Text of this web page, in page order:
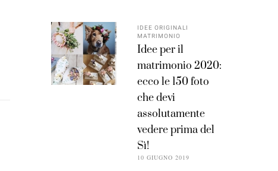
IDEE ORIGINALI
MATRIMONIO
Idee per il
matrimonio 2020:
ecco le 150 foto
che devi
assolutamente
vedere prima del
Sì!
10 GIUGNO 2019